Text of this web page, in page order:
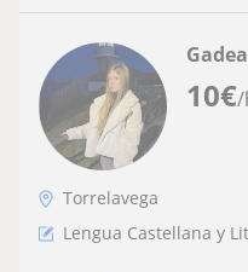
10€/
Gadea
Torrelavega
Lengua Castellana y